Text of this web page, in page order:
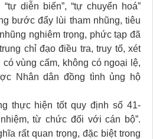
diễn biến”, “tự chuyển hoá”
bước đẩy lùi tham nhũng, tiêu
nghiêm trọng, phức tạp đã
chỉ đạo điều tra, truy tố, xét
vùng cấm, không có ngoại lệ,
Nhân dân đồng tình ủng hộ
thực hiện tốt quy định số 41-
từ chức đối với cán bộ”.
rất quan trọng, đặc biệt trong